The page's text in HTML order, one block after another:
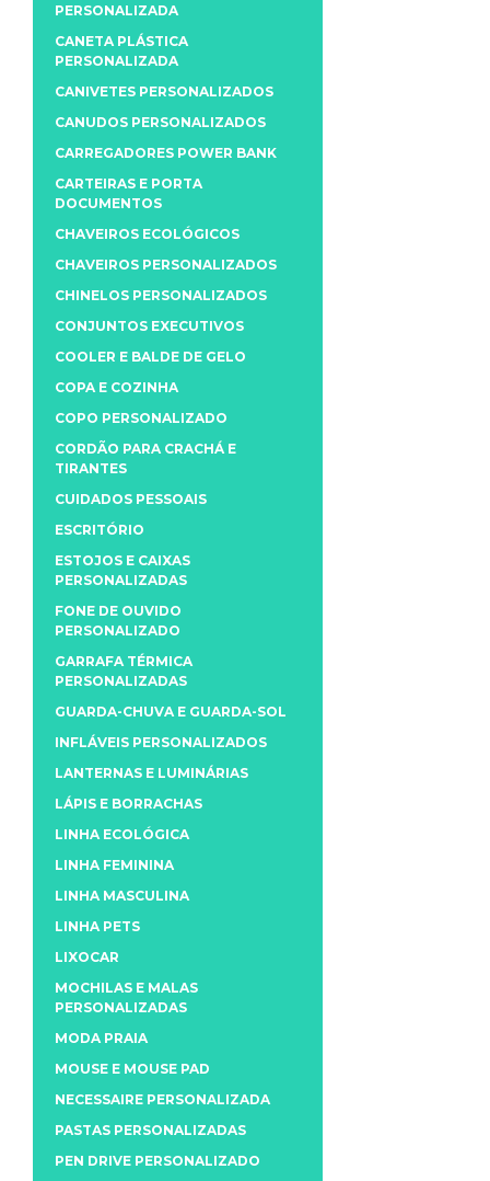
PERSONALIZADA
CANETA PLÁSTICA
PERSONALIZADA
CANIVETES PERSONALIZADOS
CANUDOS PERSONALIZADOS
CARREGADORES POWER BANK
CARTEIRAS E PORTA
DOCUMENTOS
CHAVEIROS ECOLÓGICOS
CHAVEIROS PERSONALIZADOS
CHINELOS PERSONALIZADOS
CONJUNTOS EXECUTIVOS
COOLER E BALDE DE GELO
COPA E COZINHA
COPO PERSONALIZADO
CORDÃO PARA CRACHÁ E
TIRANTES
CUIDADOS PESSOAIS
ESCRITÓRIO
ESTOJOS E CAIXAS
PERSONALIZADAS
FONE DE OUVIDO
PERSONALIZADO
GARRAFA TÉRMICA
PERSONALIZADAS
GUARDA-CHUVA E GUARDA-SOL
INFLÁVEIS PERSONALIZADOS
LANTERNAS E LUMINÁRIAS
LÁPIS E BORRACHAS
LINHA ECOLÓGICA
LINHA FEMININA
LINHA MASCULINA
LINHA PETS
LIXOCAR
MOCHILAS E MALAS
PERSONALIZADAS
MODA PRAIA
MOUSE E MOUSE PAD
NECESSAIRE PERSONALIZADA
PASTAS PERSONALIZADAS
PEN DRIVE PERSONALIZADO